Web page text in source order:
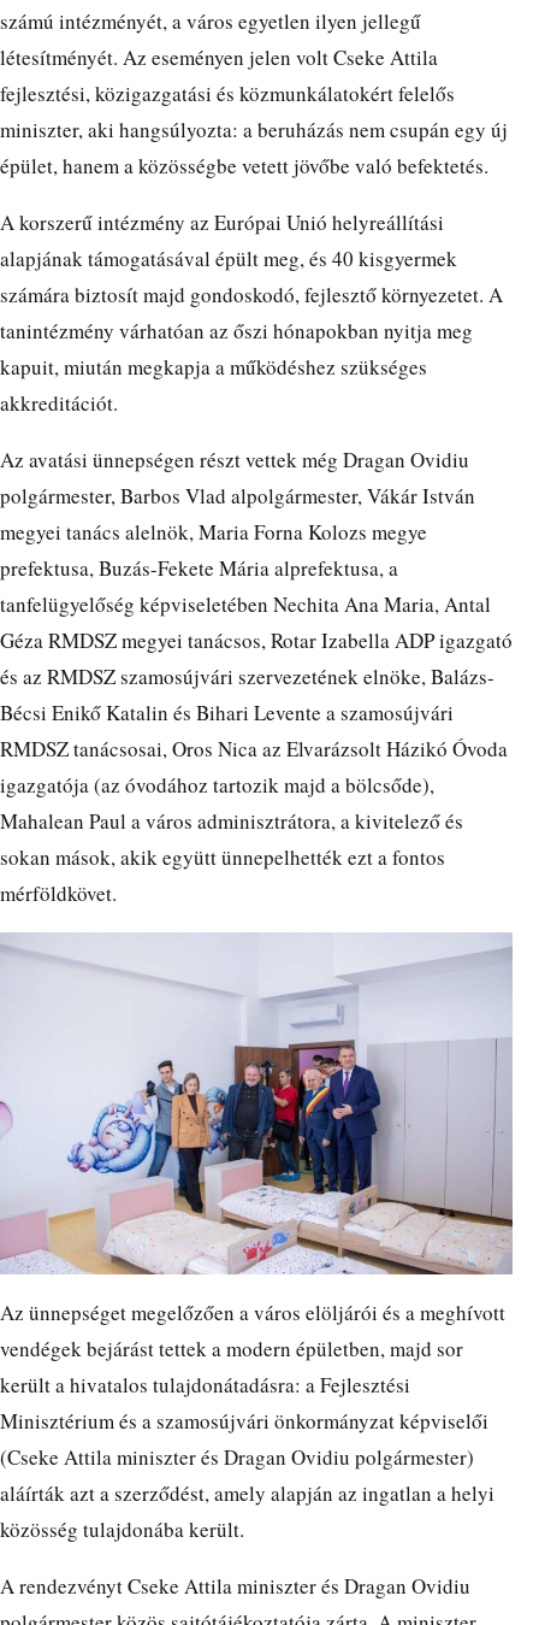
számú intézményét, a város egyetlen ilyen jellegű
létesítményét. Az eseményen jelen volt Cseke Attila
fejlesztési, közigazgatási és közmunkálatokért felelős
miniszter, aki hangsúlyozta: a beruházás nem csupán egy új
épület, hanem a közösségbe vetett jövőbe való befektetés.
A korszerű intézmény az Európai Unió helyreállítási
alapjának támogatásával épült meg, és 40 kisgyermek
számára biztosít majd gondoskodó, fejlesztő környezetet. A
tanintézmény várhatóan az őszi hónapokban nyitja meg
kapuit, miután megkapja a működéshez szükséges
akkreditációt.
Az avatási ünnepségen részt vettek még Dragan Ovidiu
polgármester, Barbos Vlad alpolgármester, Vákár István
megyei tanács alelnök, Maria Forna Kolozs megye
prefektusa, Buzás-Fekete Mária alprefektusa, a
tanfelügyelőség képviseletében Nechita Ana Maria, Antal
Géza RMDSZ megyei tanácsos, Rotar Izabella ADP igazgató
és az RMDSZ szamosújvári szervezetének elnöke, Balázs-
Bécsi Enikő Katalin és Bihari Levente a szamosújvári
RMDSZ tanácsosai, Oros Nica az Elvarázsolt Házikó Óvoda
igazgatója (az óvodához tartozik majd a bölcsőde),
Mahalean Paul a város adminisztrátora, a kivitelező és
sokan mások, akik együtt ünnepelhették ezt a fontos
mérföldkövet.
Az ünnepséget megelőzően a város elöljárói és a meghívott
vendégek bejárást tettek a modern épületben, majd sor
került a hivatalos tulajdonátadásra: a Fejlesztési
Minisztérium és a szamosújvári önkormányzat képviselői
(Cseke Attila miniszter és Dragan Ovidiu polgármester)
aláírták azt a szerződést, amely alapján az ingatlan a helyi
közösség tulajdonába került.
A rendezvényt Cseke Attila miniszter és Dragan Ovidiu